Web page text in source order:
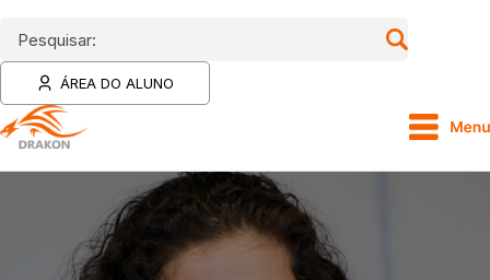
Pesquisar:
ÁREA DO ALUNO